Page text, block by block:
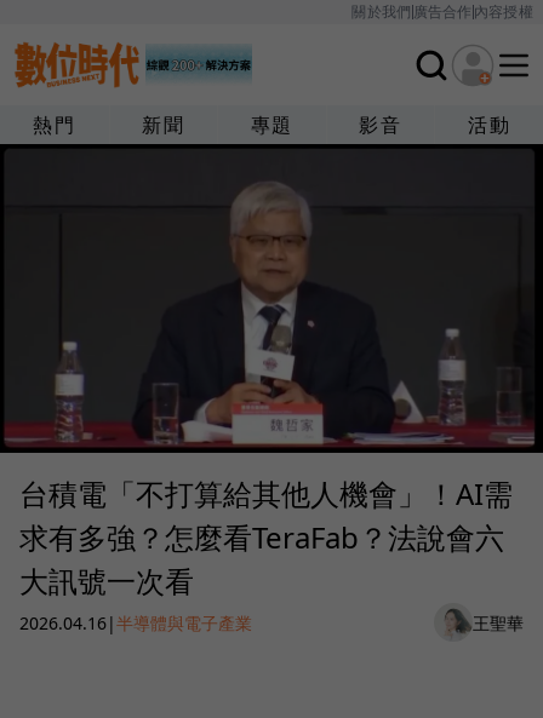
關於我們廣告合作內容授權
熱門 新聞 專題 影音 活動
台積電「不打算給其他人機會」！AI需
求有多強？怎麼看TeraFab？法說會六
大訊號一次看
2026.04.16|半導體與電子產業 王聖華